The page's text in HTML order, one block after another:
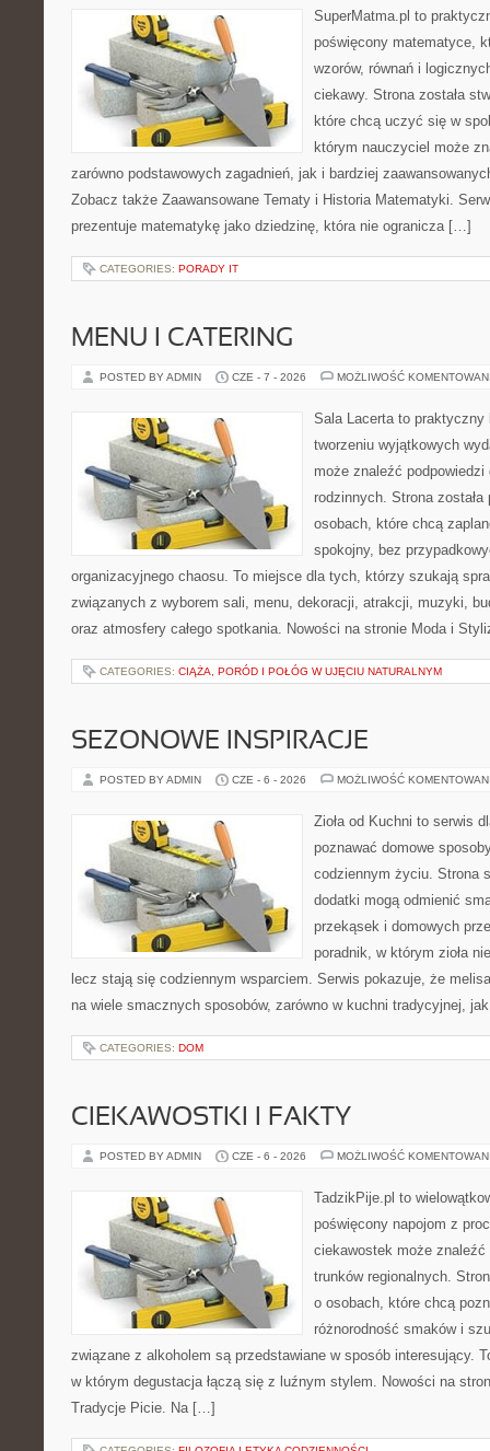
SuperMatma.pl to
poświęcony matematyce,
wzorów, równań i
ciekawy. Strona została
które chcą uczyć się w
którym nauczyciel może
zarówno podstawowych zagadnień, jak i bardziej
Zobacz także Zaawansowane Tematy i Historia Matematyki.
prezentuje matematykę jako dziedzinę, która nie ogranicza […]
CATEGORIES: PORADY IT
MENU I CATERING
POSTED BY ADMIN CZE - 7 - 2026 MOŻLIWOŚĆ
Sala Lacerta to praktyczny
tworzeniu wyjątkowych
może znaleźć
rodzinnych. Strona
osobach, które chcą
spokojny, bez
organizacyjnego chaosu. To miejsce dla tych, którzy szukają
związanych z wyborem sali, menu, dekoracji, atrakcji, muzyki,
oraz atmosfery całego spotkania. Nowości na stronie Moda i
CATEGORIES: CIĄŻA, PORÓD I POŁÓG W UJĘCIU NATURALNYM
SEZONOWE INSPIRACJE
POSTED BY ADMIN CZE - 6 - 2026 MOŻLIWOŚĆ
Zioła od Kuchni to serwis
poznawać domowe
codziennym życiu. Strona
dodatki mogą odmienić
przekąsek i domowych
poradnik, w którym zioła
lecz stają się codziennym wsparciem. Serwis pokazuje, że
na wiele smacznych sposobów, zarówno w kuchni tradycyjnej,
CATEGORIES: DOM
CIEKAWOSTKI I FAKTY
POSTED BY ADMIN CZE - 6 - 2026 MOŻLIWOŚĆ
TadzikPije.pl to
poświęcony napojom z
ciekawostek może
trunków regionalnych.
o osobach, które chcą
różnorodność smaków i
związane z alkoholem są przedstawiane w sposób interesujący.
w którym degustacja łączą się z luźnym stylem. Nowości na
Tradycje Picie. Na […]